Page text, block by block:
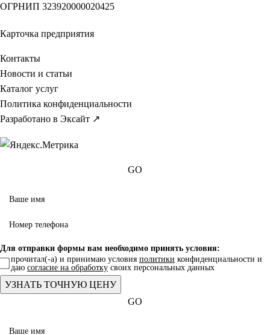
ОГРНИП 323920000020425
Карточка предприятия
Контакты
Новости и статьи
Каталог услуг
Политика конфиденциальности
Разработано в Эксайт ↗
GO
Для отправки формы вам необходимо принять условия:
прочитал(-а) и принимаю условия политики конфиденциальности и
даю согласие на обработку своих персональных данных
GO